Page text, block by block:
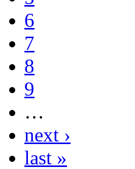
6
7
8
9
…
next ›
last »